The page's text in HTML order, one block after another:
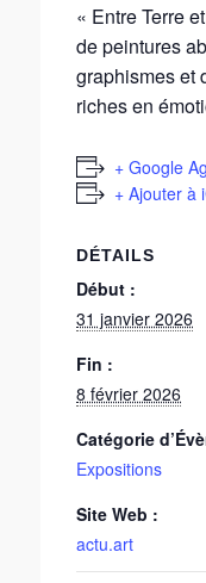
« Entre Terre
de peintures
graphismes et
riches en
+ Google
+ Ajouter à
DÉTAILS
Début :
31 janvier 2026
Fin :
8 février 2026
Catégorie
Expositions
Site Web :
actu.art